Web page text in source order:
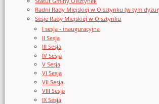
Radni Rady Miejskiej w Olsztynku (w tym
Sesje Rady Miejskiej w Olsztynku
I sesja - inauguracyjna
II Sesja
III Sesja
IV Sesja
V Sesja
VI Sesja
VII Sesja
VIII Sesja
IX Sesja